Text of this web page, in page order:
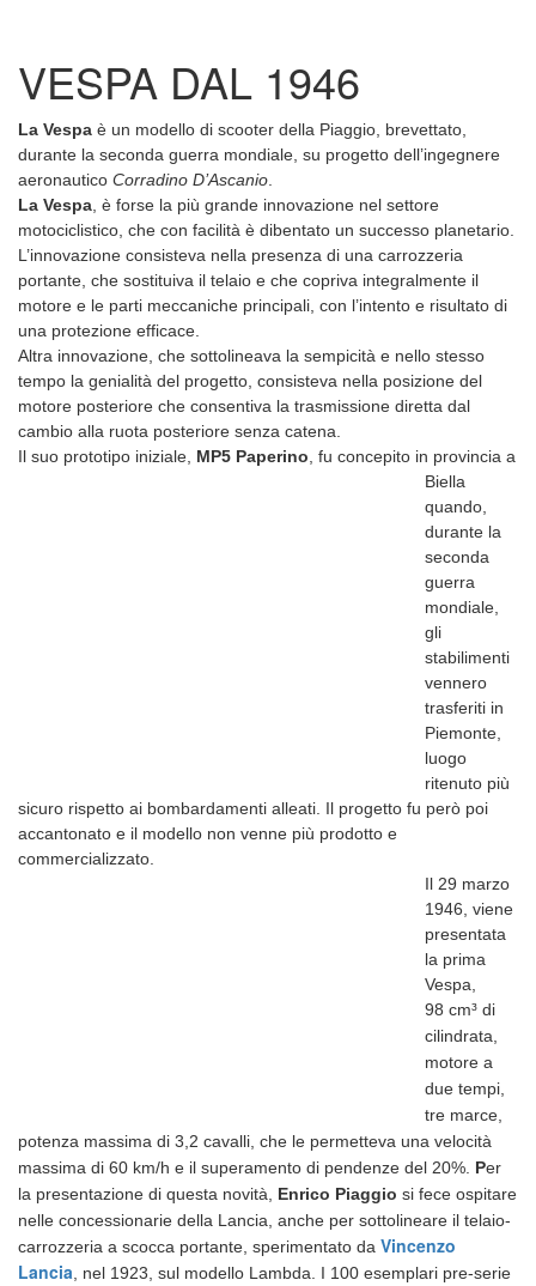
VESPA DAL 1946
La Vespa è un modello di scooter della Piaggio, brevettato,
durante la seconda guerra mondiale, su progetto dell’ingegnere
aeronautico Corradino D’Ascanio.
La Vespa, è forse la più grande innovazione nel settore
motociclistico, che con facilità è dibentato un successo planetario.
L’innovazione consisteva nella presenza di una carrozzeria
portante, che sostituiva il telaio e che copriva integralmente il
motore e le parti meccaniche principali, con l’intento e risultato di
una protezione efficace.
Altra innovazione, che sottolineava la sempicità e nello stesso
tempo la genialità del progetto, consisteva nella posizione del
motore posteriore che consentiva la trasmissione diretta dal
cambio alla ruota posteriore senza catena.
Il suo prototipo iniziale, MP5 Paperino, fu concepito in provincia a
Biella
quando,
durante la
seconda
guerra
mondiale,
gli
stabilimenti
vennero
trasferiti in
Piemonte,
luogo
ritenuto più
sicuro rispetto ai bombardamenti alleati. Il progetto fu però poi
accantonato e il modello non venne più prodotto e
commercializzato.
Il 29 marzo
1946, viene
presentata
la prima
Vespa,
98 cm³ di
cilindrata,
motore a
due tempi,
tre marce,
potenza massima di 3,2 cavalli, che le permetteva una velocità
massima di 60 km/h e il superamento di pendenze del 20%. Per
la presentazione di questa novità, Enrico Piaggio si fece ospitare
nelle concessionarie della Lancia, anche per sottolineare il telaio-
carrozzeria a scocca portante, sperimentato da Vincenzo
Lancia, nel 1923, sul modello Lambda. I 100 esemplari pre-serie